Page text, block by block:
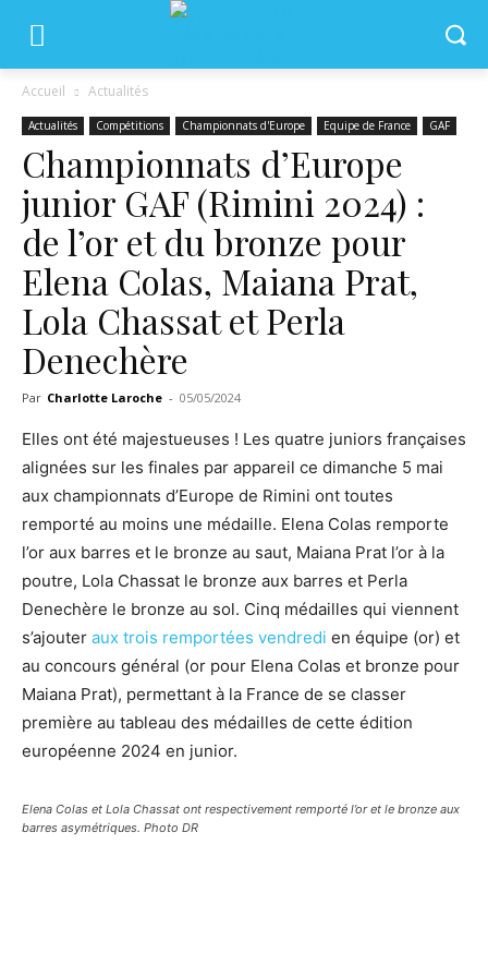
Accueil Actualités
Actualités Compétitions Championnats d'Europe Equipe de France GAF
Championnats d’Europe
junior GAF (Rimini 2024) :
de l’or et du bronze pour
Elena Colas, Maiana Prat,
Lola Chassat et Perla
Denechère
Par Charlotte Laroche - 05/05/2024
Elles ont été majestueuses ! Les quatre juniors françaises
alignées sur les finales par appareil ce dimanche 5 mai
aux championnats d’Europe de Rimini ont toutes
remporté au moins une médaille. Elena Colas remporte
l’or aux barres et le bronze au saut, Maiana Prat l’or à la
poutre, Lola Chassat le bronze aux barres et Perla
Denechère le bronze au sol. Cinq médailles qui viennent
s’ajouter aux trois remportées vendredi en équipe (or) et
au concours général (or pour Elena Colas et bronze pour
Maiana Prat), permettant à la France de se classer
première au tableau des médailles de cette édition
européenne 2024 en junior.
Elena Colas et Lola Chassat ont respectivement remporté l’or et le bronze aux
barres asymétriques. Photo DR